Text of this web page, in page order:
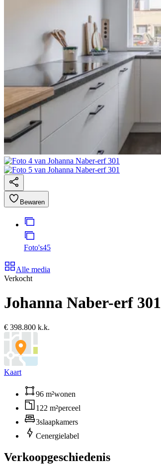
Bewaren
Foto's45
Alle media
Verkocht
Johanna Naber-erf 301
€ 398.800 k.k.
Kaart
96 m²wonen
122 m²perceel
3slaapkamers
Cenergielabel
Verkoopgeschiedenis